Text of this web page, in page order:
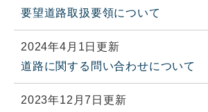
要望道路取扱要領について
2024年4月1日更新
道路に関する問い合わせについて
2023年12月7日更新